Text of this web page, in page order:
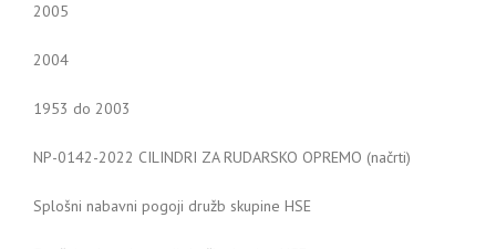
2005
2004
1953 do 2003
NP-0142-2022 CILINDRI ZA RUDARSKO OPREMO (načrti)
Splošni nabavni pogoji družb skupine HSE